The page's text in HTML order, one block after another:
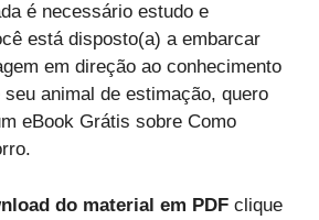
é necessário estudo e
está disposto(a) a embarcar
em direção ao conhecimento
animal de estimação, quero
eBook Grátis sobre Como
do material em PDF clique